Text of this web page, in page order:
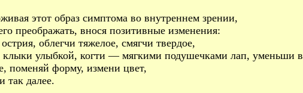
этот образ симптома во внутреннем зрении,
преображать, внося позитивные изменения:
облегчи тяжелое, смягчи твердое,
клыки улыбкой, когти — мягкими подушечками лап, уменьши в
поменяй форму, измени цвет,
так далее.